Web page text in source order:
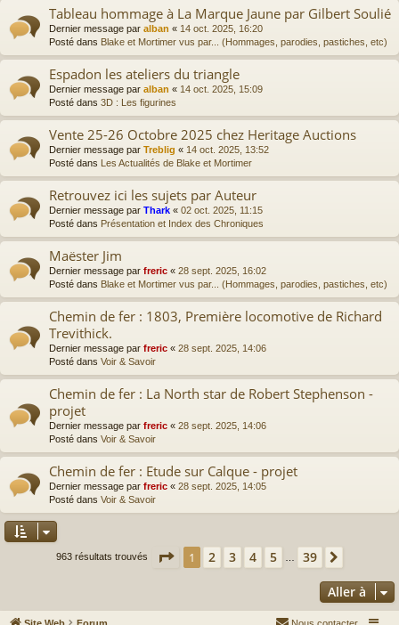
Tableau hommage à La Marque Jaune par Gilbert Soulié
Dernier message par alban « 14 oct. 2025, 16:20
Posté dans Blake et Mortimer vus par... (Hommages, parodies, pastiches, etc)
Espadon les ateliers du triangle
Dernier message par alban « 14 oct. 2025, 15:09
Posté dans 3D : Les figurines
Vente 25-26 Octobre 2025 chez Heritage Auctions
Dernier message par Treblig « 14 oct. 2025, 13:52
Posté dans Les Actualités de Blake et Mortimer
Retrouvez ici les sujets par Auteur
Dernier message par Thark « 02 oct. 2025, 11:15
Posté dans Présentation et Index des Chroniques
Maëster Jim
Dernier message par freric « 28 sept. 2025, 16:02
Posté dans Blake et Mortimer vus par... (Hommages, parodies, pastiches, etc)
Chemin de fer : 1803, Première locomotive de Richard
Trevithick.
Dernier message par freric « 28 sept. 2025, 14:06
Posté dans Voir & Savoir
Chemin de fer : La North star de Robert Stephenson -
projet
Dernier message par freric « 28 sept. 2025, 14:06
Posté dans Voir & Savoir
Chemin de fer : Etude sur Calque - projet
Dernier message par freric « 28 sept. 2025, 14:05
Posté dans Voir & Savoir
963 résultats trouvés Page 1 sur 39
1 2 3 4 5 39
Aller à